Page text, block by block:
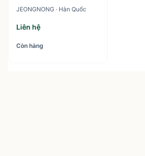
JEONGNONG · Hàn Quốc
Liên hệ
Còn hàng